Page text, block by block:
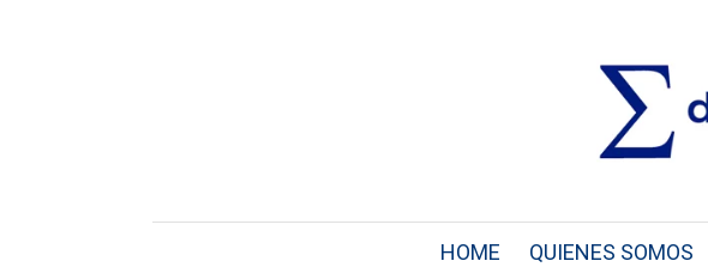
HOME QUIENES SOMOS